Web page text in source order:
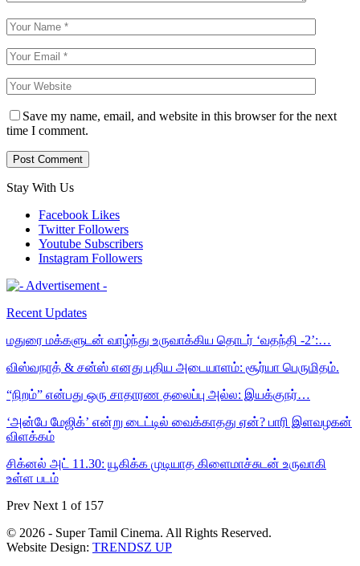
Save my name, email, and website in this browser for the next
time I comment.
Stay With Us
Facebook Likes
Twitter Followers
Youtube Subscribers
Instagram Followers
Recent Updates
மதுரை மக்களுடன் வாழ்ந்து உருவாக்கிய தொடர் ‘வதந்தி -2’:…
விஸ்வநாத் & சன்ஸ் எனது புதிய அடையாளம்: சூர்யா பெருமிதம்.
“நிறம்” என்பது ஒரு சாதாரண தலைப்பு அல்ல: இயக்குநர்…
‘அன்பே மேஜிக்’ என்று டைட்டில் வைக்காதது ஏன்? பாரி இளவழகன்
விளக்கம்
சிக்னல் அட் 11.30: யூகிக்க முடியாத கிளைமாச்சுடன் உருவாகி
உள்ள படம்
Prev Next 1 of 157
© 2026 - Super Tamil Cinema. All Rights Reserved.
Website Design: TRENDSZ UP